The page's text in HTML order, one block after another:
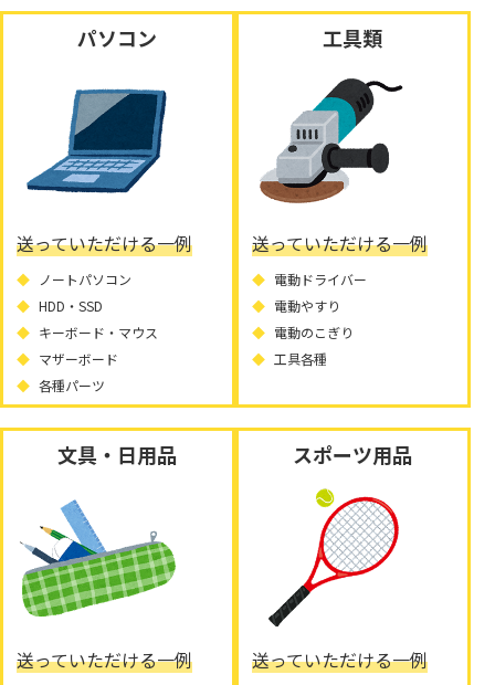
パソコン
送っていただける一例
ノートパソコン
HDD・SSD
キーボード・マウス
マザーボード
各種パーツ
工具類
送っていただける一例
電動ドライバー
電動やすり
電動のこぎり
工具各種
文具・日用品
送っていただける一例
スポーツ用品
送っていただける一例